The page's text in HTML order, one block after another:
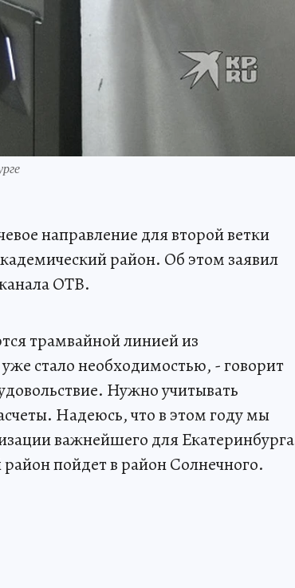
направление для второй ветки
район. Об этом заявил
ОТВ.
трамвайной линией из
стало необходимостью, - говорит
Нужно учитывать
Надеюсь, что в этом году мы
важнейшего для Екатеринбурга
пойдет в район Солнечного.